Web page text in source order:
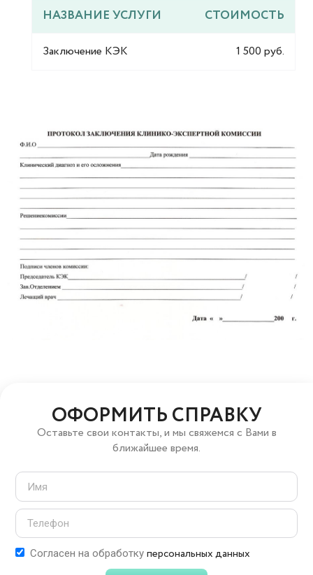
НАЗВАНИЕ УСЛУГИ СТОИМОСТЬ
Заключение КЭК 1 500 руб.
ОФОРМИТЬ СПРАВКУ
Оставьте свои контакты, и мы свяжемся с Вами в
ближайшее время.
Согласен на обработку персональных данных